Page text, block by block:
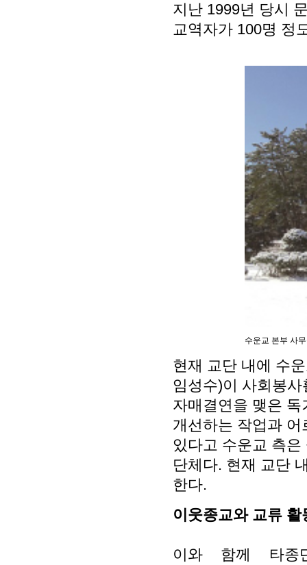
지난 1999년 당시
교역자가 100명 정
수운교 본부 사
현재 교단 내에 수
임성수)이 사회봉
자매결연을 맺은
개선하는 작업과
있다고 수운교 측
단체다. 현재 교단
한다.
이웃종교와 교류 활
이와 함께 타종